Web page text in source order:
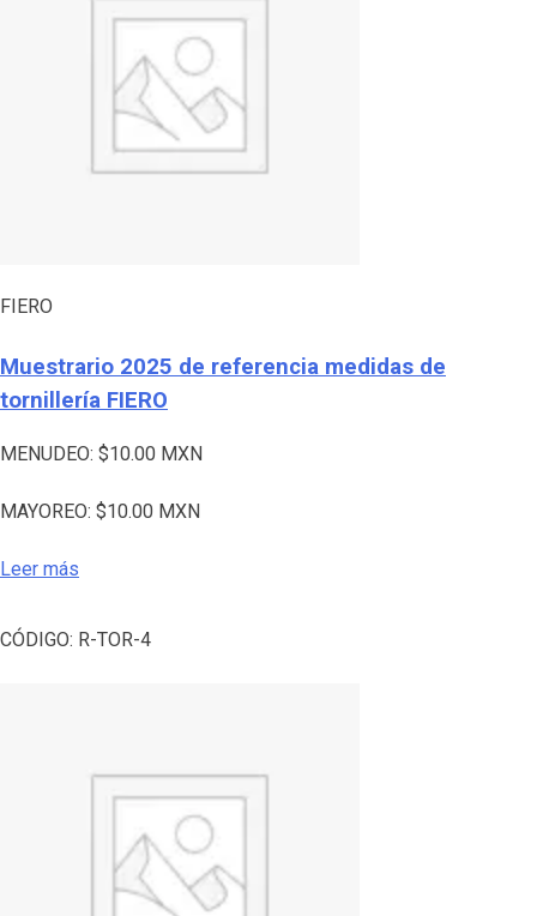
FIERO
Muestrario 2025 de referencia medidas de
tornillería FIERO
MENUDEO: $10.00 MXN
MAYOREO: $10.00 MXN
Leer más
CÓDIGO: R-TOR-4